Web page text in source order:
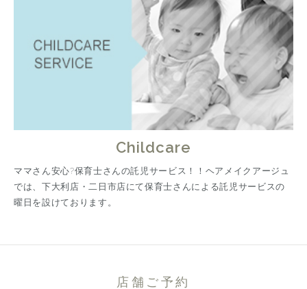
Childcare
ママさん安心?保育士さんの託児サービス！！ヘアメイクアージュ
では、下大利店・二日市店にて保育士さんによる託児サービスの
曜日を設けております。
店舗ご予約